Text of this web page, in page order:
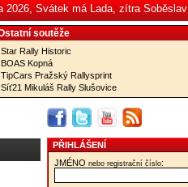
2026, Svátek má Lada, zítra Soběslav
soutěže
Star Rally Historic
BOAS Kopná
TipCars Pražský Rallysprint
Síť21 Mikuláš Rally Slušovice
PŘIHLÁŠENÍ
JMÉNO nebo registrační číslo: